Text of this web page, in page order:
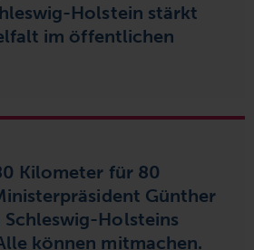
Holstein stärkt
im öffentlichen
Kilometer für 80
Günther
Holsteins
können mitmachen.